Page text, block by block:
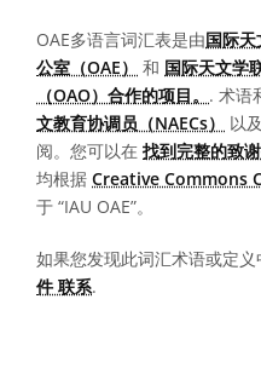
OAE多语言词汇表是由国际
公室（OAE）
和 国际天文学
（OAO）合作的项目。 . 术语
文教育协调员（NAECs）
以
阅。您可以在 找到完整的致谢
均根据 Creative Commons
于 “IAU OAE”。
如果您发现此词汇术语或定
件 联系.